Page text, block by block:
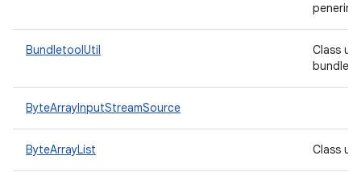
BundletoolUtil
Class
ByteArrayInputStreamSource
ByteArrayList Class